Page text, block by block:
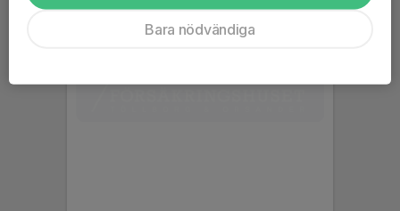
Bara nödvändiga